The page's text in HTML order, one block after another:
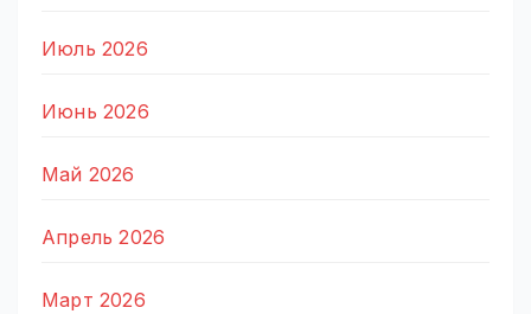
Июль 2026
Июнь 2026
Май 2026
Апрель 2026
Март 2026